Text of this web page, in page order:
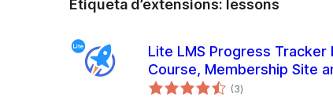
Etiqueta d’extensions: lessons
Lite LMS Progress Tracker
Course, Membership Site
Tracking for WordPress
(3puntuacions
totals
)